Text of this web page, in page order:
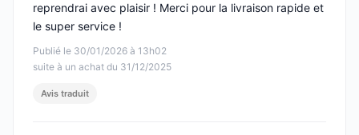
Publié le 30/01/2026 à 13h02
suite à un achat du 31/12/2025
reprendrai avec plaisir ! Merci pour la livraison rapide et
le super service !
Avis traduit